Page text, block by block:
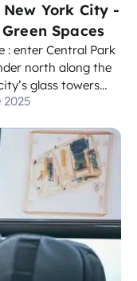
York City -
Spaces
: enter Central Park
north along the
glass towers
coffee at kiosks
2025